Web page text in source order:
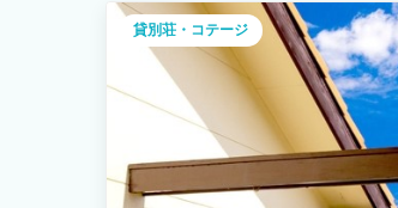
貸別荘・コテージ